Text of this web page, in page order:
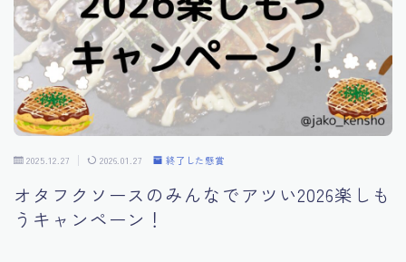
商品購入
当選報告
終了した懸賞
プライバシーポリシー
利用規約／特定商取引法に基づく表記
2025.12.27 2026.01.27 終了した懸賞
オタフクソースのみんなでアツい2026楽しも
うキャンペーン！